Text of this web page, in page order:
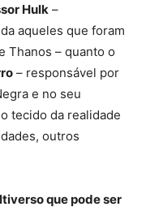
Hulk –
aqueles que foram
Thanos – quanto o
– responsável por
e no seu
tecido da realidade
outros
que pode ser